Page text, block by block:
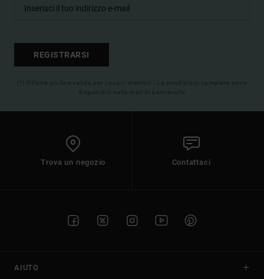
REGISTRARSI
(*) Offerta on-line valida per i nuovi membri - Le condizioni complete sono
disponibili nella mail di benvenuto
Trova un negozio Contattaci
AIUTO